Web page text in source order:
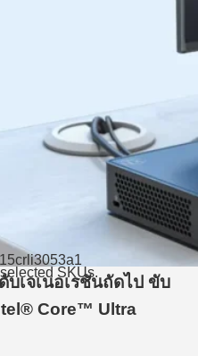
SKUs.
เจเนอเรชันถัดไป ขับ
Core™ Ultra